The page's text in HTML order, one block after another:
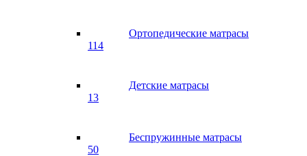
Ортопедические матрасы
114
Детские матрасы
13
Беспружинные матрасы
50